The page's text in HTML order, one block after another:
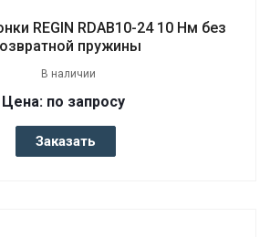
REGIN RDAB10-24 10 Нм без
пружины
В наличии
Цена: по запросу
Заказать